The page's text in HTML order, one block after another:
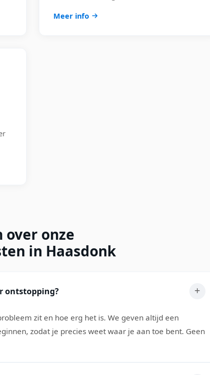
Meer info
onze
in Haasdonk
ontstopping?
zit en hoe erg het is. We geven altijd een
zodat je precies weet waar je aan toe bent. Geen